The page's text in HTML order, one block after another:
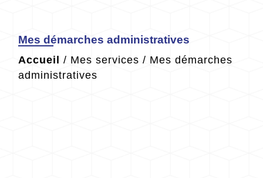
Mes démarches administratives
Accueil / Mes services / Mes démarches
administratives